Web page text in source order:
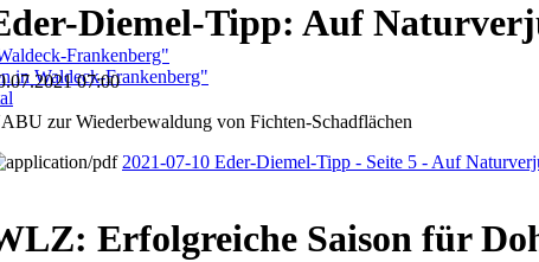
Frankenberg"
in Waldeck-Frankenberg"
Diemel-Tipp: Auf
07:00
zur Wiederbewaldung von Fichten-Schadflächen
2021-07-10 Eder-Diemel-Tipp - Seite 5 - Auf
Erfolgreiche Saison für